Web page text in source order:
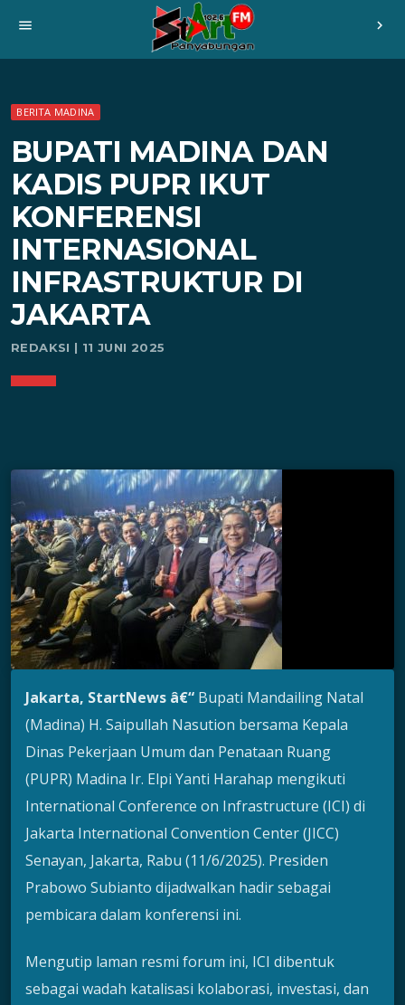
menu chevron_right
BERITA MADINA
BUPATI MADINA DAN
KADIS PUPR IKUT
KONFERENSI
INTERNASIONAL
INFRASTRUKTUR DI
JAKARTA
REDAKSI | 11 JUNI 2025
Jakarta, StartNews â€“ Bupati Mandailing Natal
(Madina) H. Saipullah Nasution bersama Kepala
Dinas Pekerjaan Umum dan Penataan Ruang
(PUPR) Madina Ir. Elpi Yanti Harahap mengikuti
International Conference on Infrastructure (ICI) di
Jakarta International Convention Center (JICC)
Senayan, Jakarta, Rabu (11/6/2025). Presiden
Prabowo Subianto dijadwalkan hadir sebagai
pembicara dalam konferensi ini.
Mengutip laman resmi forum ini, ICI dibentuk
sebagai wadah katalisasi kolaborasi, investasi, dan